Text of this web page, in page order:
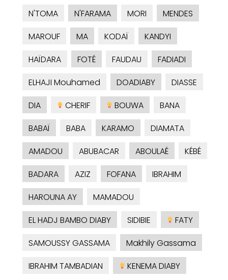
N'TOMA
N'FARAMA MORI
MENDES
MAROUF
MA KODAÏ
KANDYI
HAÏDARA
FOTÉ FAUDAU
FADIADI
ELHAJI Mouhamed
DOADIABY
DIASSE
DIA
CHERIF BOUWA
BANA
BABAÏ
BABA KARAMO
DIAMATA
AMADOU
ABUBACAR ABOULAÉ
KÉBÉ
BADARA
AZIZ FOFANA
IBRAHIM
HAROUNA AY
MAMADOU
EL HADJ BAMBO DIABY
SIDIBIE
FATY
SAMOUSSY GASSAMA
Makhily Gassama
IBRAHIM TAMBADIAN
KENEMA DIABY